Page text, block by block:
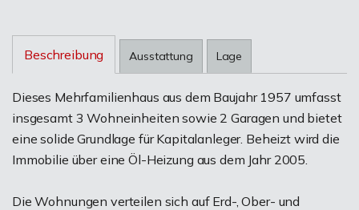
Beschreibung Ausstattung Lage
Dieses Mehrfamilienhaus aus dem Baujahr 1957 umfasst
insgesamt 3 Wohneinheiten sowie 2 Garagen und bietet
eine solide Grundlage für Kapitalanleger. Beheizt wird die
Immobilie über eine Öl-Heizung aus dem Jahr 2005.
Die Wohnungen verteilen sich auf Erd-, Ober- und